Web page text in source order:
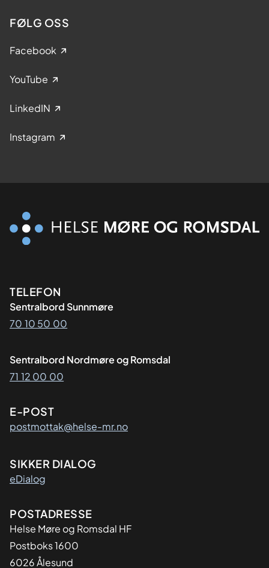
FØLG OSS
Facebook
YouTube
LinkedIN
Instagram
Kontaktinformasjon
TELEFON
Sentralbord Sunnmøre
70 10 50 00
Sentralbord Nordmøre og Romsdal
71 12 00 00
E-POST
postmottak@helse-mr.no
SIKKER DIALOG
eDialog
Adresse
POSTADRESSE
Helse Møre og Romsdal HF
Postboks 1600
6026 Ålesund